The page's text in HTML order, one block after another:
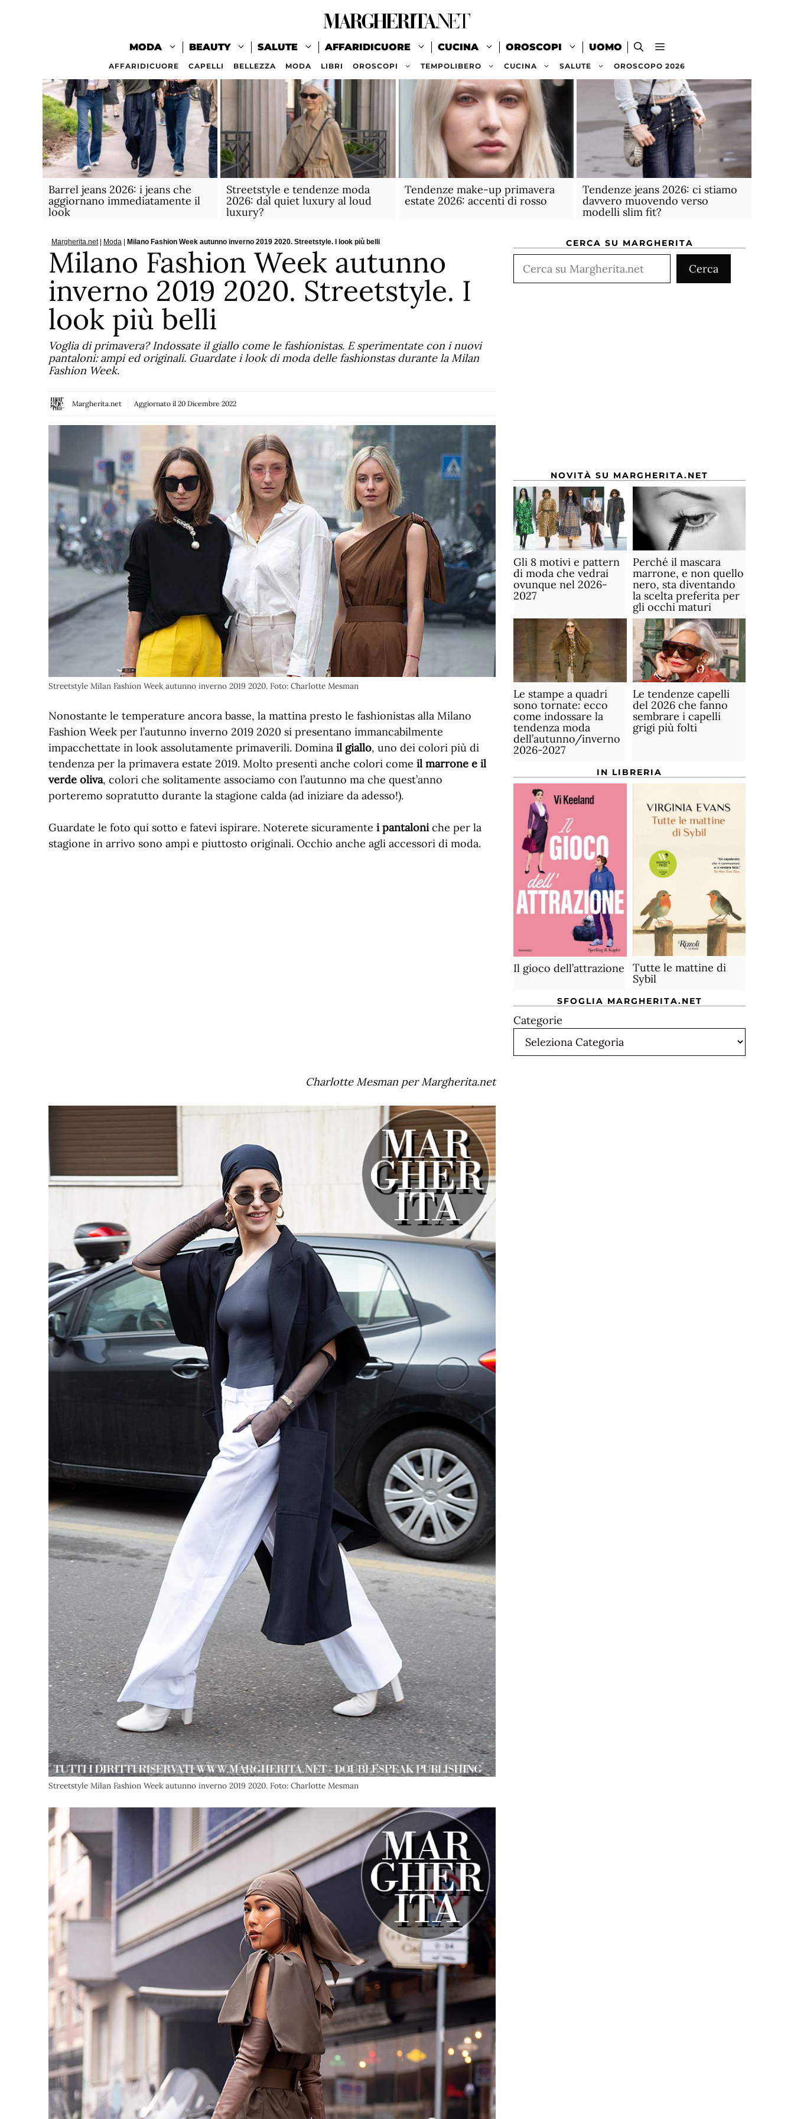
MODA BEAUTY SALUTE AFFARIDICUORE CUCINA OROSCOPI UOMO
AFFARIDICUORE CAPELLI BELLEZZA MODA LIBRI OROSCOPI TEMPOLIBERO CUCINA SALUTE OROSCOPO 2026
Barrel jeans 2026: i jeans che
aggiornano immediatamente il
look
Streetstyle e tendenze moda
2026: dal quiet luxury al loud
luxury?
Tendenze make-up primavera
estate 2026: accenti di rosso
Tendenze jeans 2026: ci stiamo
davvero muovendo verso
modelli slim fit?
Margherita.net| Moda | Milano Fashion Week autunno inverno 2019 2020. Streetstyle. I look più belli
Milano Fashion Week autunno
inverno 2019 2020. Streetstyle. I
look più belli
Voglia di primavera? Indossate il giallo come le fashionistas. E sperimentate con i nuovi
pantaloni: ampi ed originali. Guardate i look di moda delle fashionstas durante la Milan
Fashion Week.
Margherita.net Aggiornato il 20 Dicembre 2022
Streetstyle Milan Fashion Week autunno inverno 2019 2020. Foto: Charlotte Mesman
Nonostante le temperature ancora basse, la mattina presto le fashionistas alla Milano
Fashion Week per l’autunno inverno 2019 2020 si presentano immancabilmente
impacchettate in look assolutamente primaverili. Domina il giallo, uno dei colori più di
tendenza per la primavera estate 2019. Molto presenti anche colori come il marrone e il
verde oliva, colori che solitamente associamo con l’autunno ma che quest’anno
porteremo sopratutto durante la stagione calda (ad iniziare da adesso!).
Guardate le foto qui sotto e fatevi ispirare. Noterete sicuramente i pantaloniche per la
stagione in arrivo sono ampi e piuttosto originali. Occhio anche agli accessori di moda.
Charlotte Mesman per Margherita.net
Streetstyle Milan Fashion Week autunno inverno 2019 2020. Foto: Charlotte Mesman
CERCA SU MARGHERITA
Cerca
Cerca
NOVITÀ SU MARGHERITA.NET
Gli 8 motivi e pattern
di moda che vedrai
ovunque nel 2026-
2027
Perché il mascara
marrone, e non quello
nero, sta diventando
la scelta preferita per
gli occhi maturi
Le stampe a quadri
sono tornate: ecco
come indossare la
tendenza moda
dell’autunno/inverno
2026-2027
Le tendenze capelli
del 2026 che fanno
sembrare i capelli
grigi più folti
IN LIBRERIA
Il gioco dell’attrazione
Tutte le mattine di
Sybil
SFOGLIA MARGHERITA.NET
Categorie